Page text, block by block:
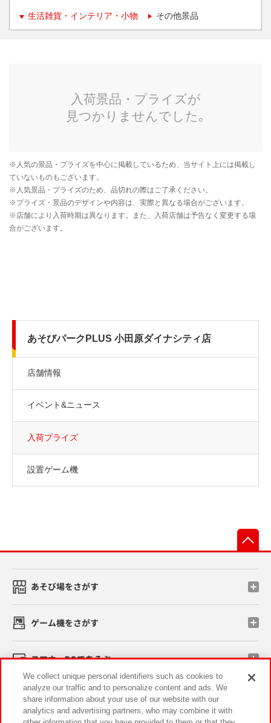
生活雑貨・インテリア・小物 その他景品
あそびパークPLUS 小田原ダイナシティ店
店舗情報
イベント&ニュース
入荷プライズ
設置ゲーム機
あそび場をさがす
ゲーム機をさがす
スマホ・PCであそぶ
イベント・キャンペーン
We collect unique personal identifiers such as cookies to
analyze our traffic and to personalize content and ads. We
share information about your use of our website with our
analytics and advertising partners, who may combine it with